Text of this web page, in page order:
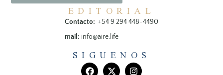
EDITORIAL
Contacto: +54 9 294 448-4490
mail: info@aire.life
SIGUENOS